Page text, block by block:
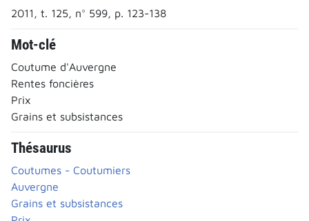
2011, t. 125, n° 599, p. 123-138
Mot-clé
Coutume d'Auvergne
Rentes foncières
Prix
Grains et subsistances
Thésaurus
Coutumes - Coutumiers
Auvergne
Grains et subsistances